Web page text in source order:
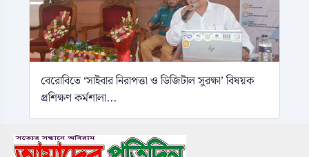
বেরোবিতে ‘সাইবার নিরাপত্তা ও ডিজিটাল সুরক্ষা’ বিষয়ক
প্রশিক্ষণ কর্মশালা...